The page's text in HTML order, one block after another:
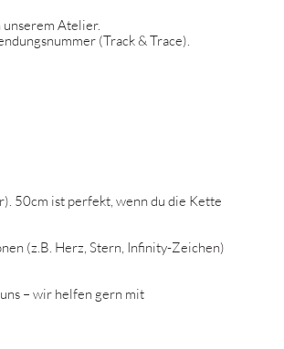
Atelier.
(Track & Trace).
50cm ist perfekt, wenn du die Kette
(z.B. Herz, Stern, Infinity-Zeichen)
– wir helfen gern mit